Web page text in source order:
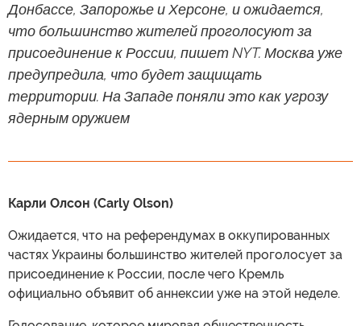
Донбассе, Запорожье и Херсоне, и ожидается,
что большинство жителей проголосуют за
присоединение к России, пишет NYT. Москва уже
предупредила, что будет защищать
территории. На Западе поняли это как угрозу
ядерным оружием
Карли Олсон (Carly Olson)
Ожидается, что на референдумах в оккупированных
частях Украины большинство жителей проголосует за
присоединение к России, после чего Кремль
официально объявит об аннексии уже на этой неделе.